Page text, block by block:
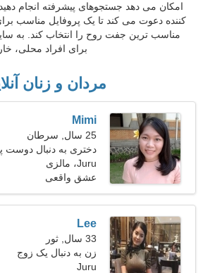
امکان می دهد جستجوهای پیشرفته انجام
کننده دعوت می کند تا یک پروفایل مناسب
برای افراد محلی،
مردان و زنان
Mimi
25 سال, سرطان
دختری به دنبال دوست
29-33
Juru، مالزی
عشق واقعی
Lee
33 سال, ثور
زن به دنبال یک زوج
Juru